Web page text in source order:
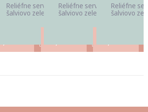
v odtieni
...
Reliéfne servítky v odtieni
šalviovo zelená (Sage) ...
Reliéfne servítky v odtieni
šalviovo zelená (Sage) ...
Reliéfne
šalviovo